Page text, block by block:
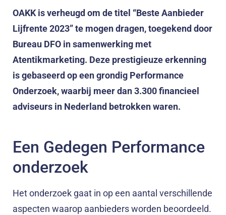
OAKK is verheugd om de titel “Beste Aanbieder
Lijfrente 2023” te mogen dragen, toegekend door
Bureau DFO in samenwerking met
Atentikmarketing. Deze prestigieuze erkenning
is gebaseerd op een grondig Performance
Onderzoek, waarbij meer dan 3.300 financieel
adviseurs in Nederland betrokken waren.
Een Gedegen Performance
onderzoek
Het onderzoek gaat in op een aantal verschillende
aspecten waarop aanbieders worden beoordeeld.